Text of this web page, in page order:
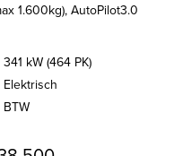
1.600kg), AutoPilot3.0
341 kW (464 PK)
Elektrisch
BTW